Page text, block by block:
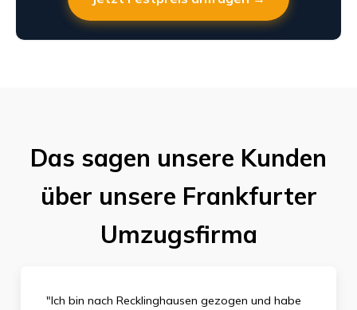
Das sagen unsere Kunden
über unsere Frankfurter
Umzugsfirma
"Ich bin nach Recklinghausen gezogen und habe